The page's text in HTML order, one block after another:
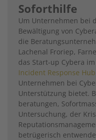
Soforthilfe
Um Unternehmen bei
Bewältigung von
die
Lachenal Froriep,
das Start-up Cybera
Incident Response Hub
Unternehmen bei
Unterstützung bietet.
beratungen,
Untersuchung, der
betrügerisch